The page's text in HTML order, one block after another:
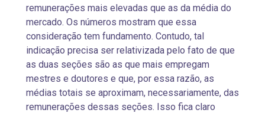
remunerações mais elevadas que as da média do
mercado. Os números mostram que essa
consideração tem fundamento. Contudo, tal
indicação precisa ser relativizada pelo fato de que
as duas seções são as que mais empregam
mestres e doutores e que, por essa razão, as
médias totais se aproximam, necessariamente, das
remunerações dessas seções. Isso fica claro